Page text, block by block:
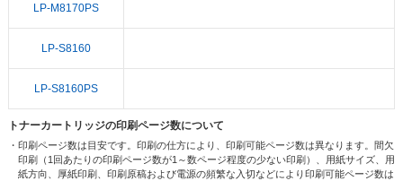
LP-M8170PS
LP-S8160
LP-S8160PS
トナーカートリッジの印刷ページ数について
・印刷ページ数は目安です。印刷の仕方により、印刷可能ページ数は異なります。間欠
印刷（1回あたりの印刷ページ数が1～数ページ程度の少ない印刷）、用紙サイズ、用
紙方向、厚紙印刷、印刷原稿および電源の頻繁な入切などにより印刷可能ページ数は